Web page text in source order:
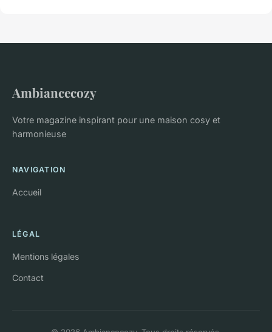
Ambiancecozy
Votre magazine inspirant pour une maison cosy et
harmonieuse
NAVIGATION
Accueil
LÉGAL
Mentions légales
Contact